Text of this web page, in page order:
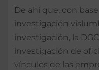
De ahí que, con
investigación
investigación, la
investigación de
vínculos de las